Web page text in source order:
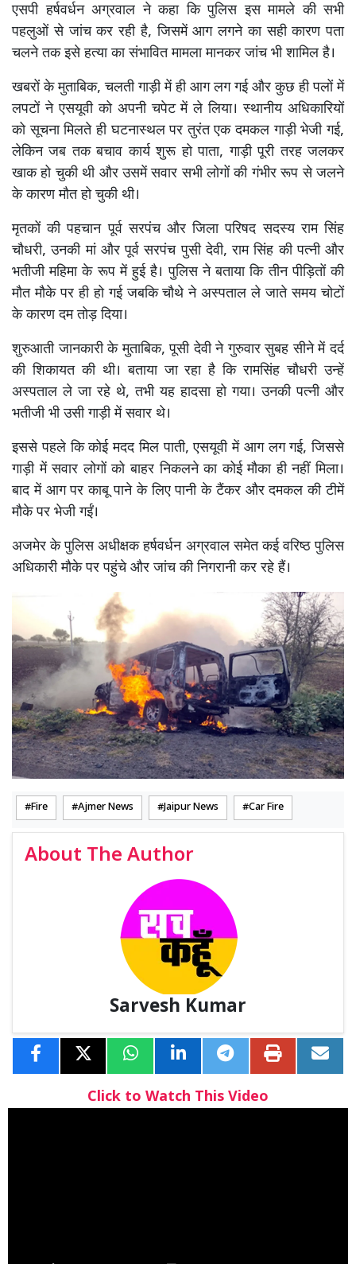
एसपी हर्षवर्धन अग्रवाल ने कहा कि पुलिस इस मामले की सभी
पहलुओं से जांच कर रही है, जिसमें आग लगने का सही कारण पता
चलने तक इसे हत्या का संभावित मामला मानकर जांच भी शामिल है।
खबरों के मुताबिक, चलती गाड़ी में ही आग लग गई और कुछ ही पलों में
लपटों ने एसयूवी को अपनी चपेट में ले लिया। स्थानीय अधिकारियों
को सूचना मिलते ही घटनास्थल पर तुरंत एक दमकल गाड़ी भेजी गई,
लेकिन जब तक बचाव कार्य शुरू हो पाता, गाड़ी पूरी तरह जलकर
खाक हो चुकी थी और उसमें सवार सभी लोगों की गंभीर रूप से जलने
के कारण मौत हो चुकी थी।
मृतकों की पहचान पूर्व सरपंच और जिला परिषद सदस्य राम सिंह
चौधरी, उनकी मां और पूर्व सरपंच पुसी देवी, राम सिंह की पत्नी और
भतीजी महिमा के रूप में हुई है। पुलिस ने बताया कि तीन पीड़ितों की
मौत मौके पर ही हो गई जबकि चौथे ने अस्पताल ले जाते समय चोटों
के कारण दम तोड़ दिया।
शुरुआती जानकारी के मुताबिक, पूसी देवी ने गुरुवार सुबह सीने में दर्द
की शिकायत की थी। बताया जा रहा है कि रामसिंह चौधरी उन्हें
अस्पताल ले जा रहे थे, तभी यह हादसा हो गया। उनकी पत्नी और
भतीजी भी उसी गाड़ी में सवार थे।
इससे पहले कि कोई मदद मिल पाती, एसयूवी में आग लग गई, जिससे
गाड़ी में सवार लोगों को बाहर निकलने का कोई मौका ही नहीं मिला।
बाद में आग पर काबू पाने के लिए पानी के टैंकर और दमकल की टीमें
मौके पर भेजी गईं।
अजमेर के पुलिस अधीक्षक हर्षवर्धन अग्रवाल समेत कई वरिष्ठ पुलिस
अधिकारी मौके पर पहुंचे और जांच की निगरानी कर रहे हैं।
Fire Ajmer News Jaipur News Car Fire
About The Author
Sarvesh Kumar
Click to Watch This Video